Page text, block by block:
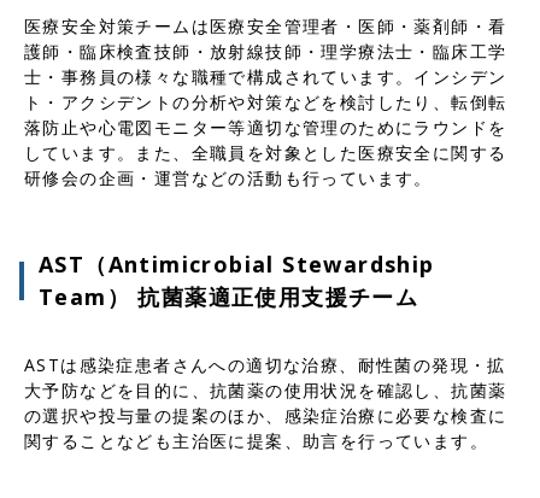
医療安全対策チームは医療安全管理者・医師・薬剤師・看
護師・臨床検査技師・放射線技師・理学療法士・臨床工学
士・事務員の様々な職種で構成されています。インシデン
ト・アクシデントの分析や対策などを検討したり、転倒転
落防止や心電図モニター等適切な管理のためにラウンドを
しています。また、全職員を対象とした医療安全に関する
研修会の企画・運営などの活動も行っています。
AST（Antimicrobial Stewardship
Team） 抗菌薬適正使用支援チーム
ASTは感染症患者さんへの適切な治療、耐性菌の発現・拡
大予防などを目的に、抗菌薬の使用状況を確認し、抗菌薬
の選択や投与量の提案のほか、感染症治療に必要な検査に
関することなども主治医に提案、助言を行っています。